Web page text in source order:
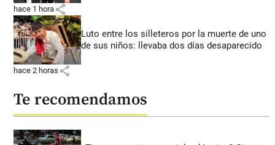
hace 1 hora share
Luto entre los silleteros por la muerte de uno
de sus niños: llevaba dos días desaparecido
hace 2 horas share
Te recomendamos